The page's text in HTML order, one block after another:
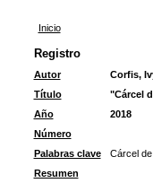
Inicio
Registro
Autor
Corfis,
Título
"Cárcel
Año
2018
Número
Palabras clave
Cárcel
Resumen